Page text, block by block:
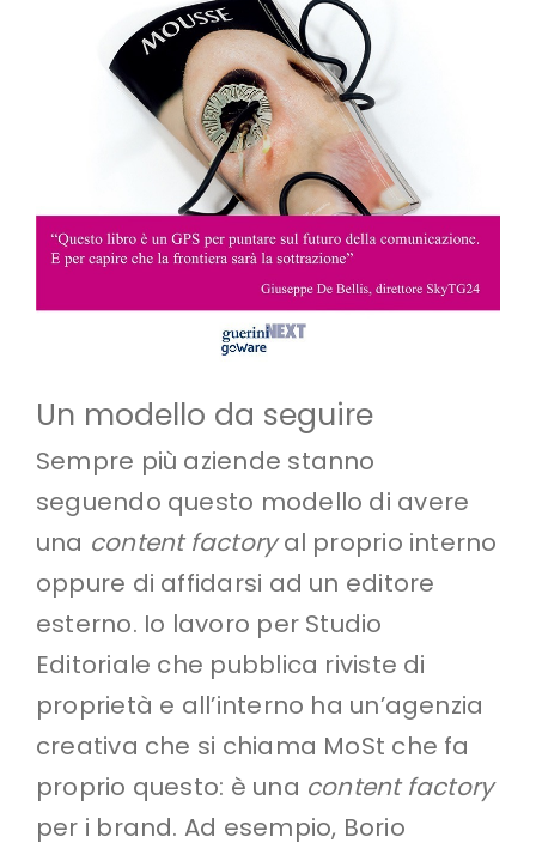
Un modello da seguire
Sempre più aziende stanno
seguendo questo modello di avere
una content factoryal proprio interno
oppure di affidarsi ad un editore
esterno. Io lavoro per Studio
Editoriale che pubblica riviste di
proprietà e all’interno ha un’agenzia
creativa che si chiama MoSt che fa
proprio questo: è una content factory
per i brand. Ad esempio, Borio